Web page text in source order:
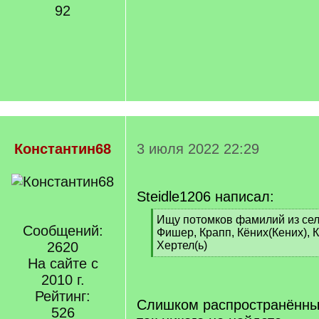
92
Константин68
Сообщений:
2620
На сайте с
2010 г.
Рейтинг:
526
3 июля 2022 22:29
Steidle1206 написал:
[
q
]
Ищу потомков фамилий из
Фишер, Крапп, Кёних(Кених),
Хертел(ь)
[
Слишком